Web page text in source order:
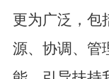
更为广泛，包
源、协调、管